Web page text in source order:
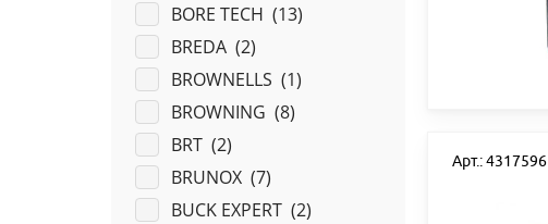
BORE TECH (13)
BREDA (2)
BROWNELLS (1)
BROWNING (8)
BRT (2)
BRUNOX (7)
BUCK EXPERT (2)
Арт.: 4317596